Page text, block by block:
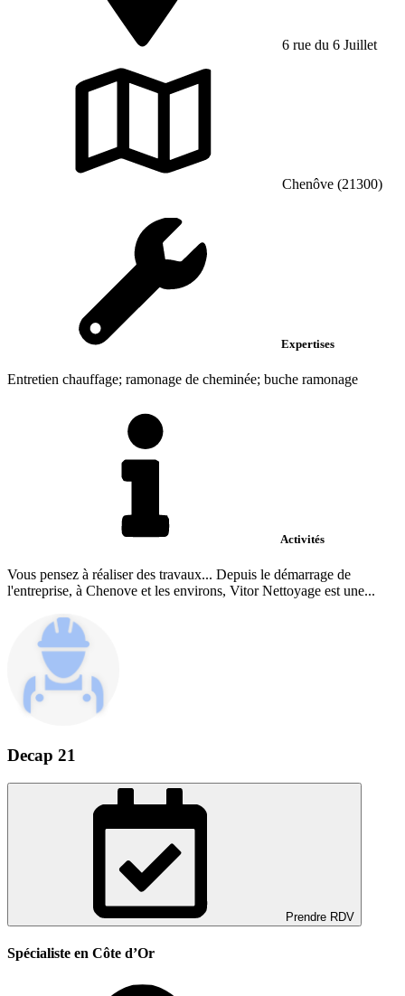
6 rue du 6 Juillet
Chenôve (21300)
Expertises
Entretien chauffage; ramonage de cheminée; buche ramonage
Activités
Vous pensez à réaliser des travaux... Depuis le démarrage de
l'entreprise, à Chenove et les environs, Vitor Nettoyage est une...
Decap 21
Prendre RDV
Spécialiste en Côte d’Or